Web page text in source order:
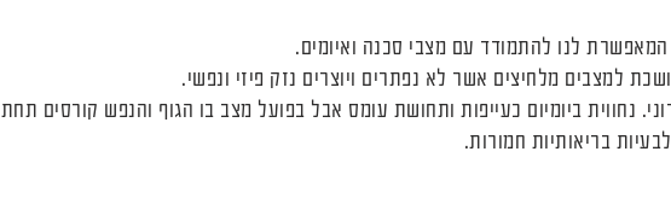
לנו להתמודד עם מצבי סכנה ואיומים.
למצבים מלחיצים אשר לא נפתרים ויוצרים נזק פיזי ונפשי.
נחווית ביומיום כעייפות ותחושת עומס אבל בפועל מצב בו הגוף והנפש קורסים תחת
בריאותיות חמורות.